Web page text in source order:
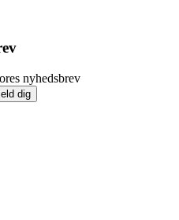
nyhedsbrev
dig